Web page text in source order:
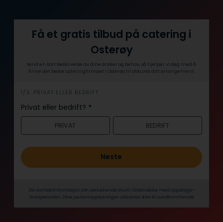
Få et gratis tilbud på catering i
Osterøy
Send en kort beskrivelse av dine ønsker og behov, så hjelper vi deg med å
finne det beste cateringfirmaet i Osterøy til akkurat ditt arrangement.
h
e
r
1/3: PRIVAT ELLER BEDRIFT
Privat eller bedrift? *
PRIVAT BEDRIFT
Neste
Din kontaktinformasjon blir utelukkende brukt i forbindelse med oppdrags­
forespørselen. Dine person­­opplysninger utleveres ikke til uvedkommende.